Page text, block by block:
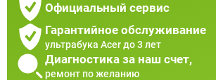
Официальный сервис
Гарантийное обслуживание
ультрабука Acer до 3 лет
Диагностика за наш счет,
ремонт по желанию